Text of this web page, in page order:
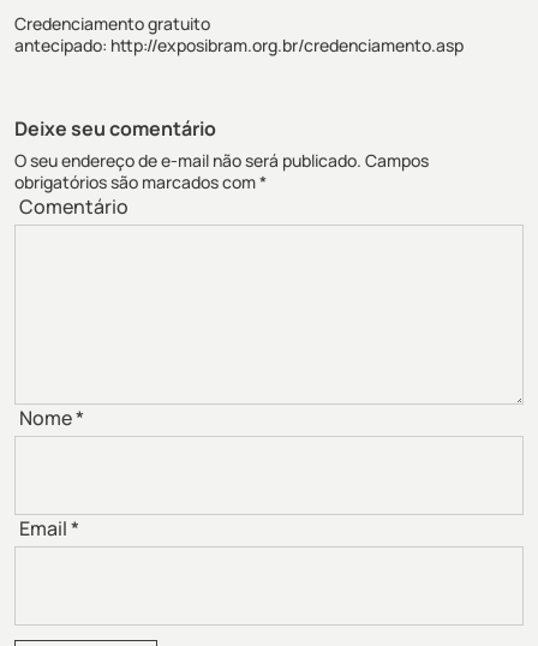
Credenciamento gratuito
antecipado: http://exposibram.org.br/credenciamento.asp
Deixe seu comentário
O seu endereço de e-mail não será publicado. Campos
obrigatórios são marcados com*
Comentário
Nome*
Email*